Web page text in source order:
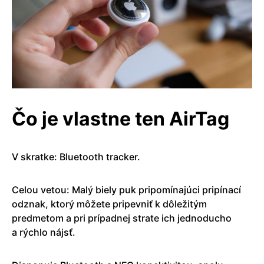
Čo je vlastne ten AirTag
V skratke: Bluetooth tracker.
Celou vetou: Malý biely puk pripomínajúci pripínací
odznak, ktorý môžete pripevniť k dôležitým
predmetom a pri prípadnej strate ich jednoducho
a rýchlo nájsť.